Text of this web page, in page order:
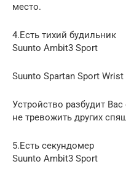
место.
4.Есть тихий будильник
Suunto Ambit3 Sport
Suunto Spartan Sport Wrist
Устройство разбудит
не тревожить других
5.Есть секундомер
Suunto Ambit3 Sport